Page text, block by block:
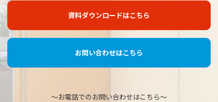
資料ダウンロードはこちら
お問い合わせはこちら
～お電話でのお問い合わせはこちら～